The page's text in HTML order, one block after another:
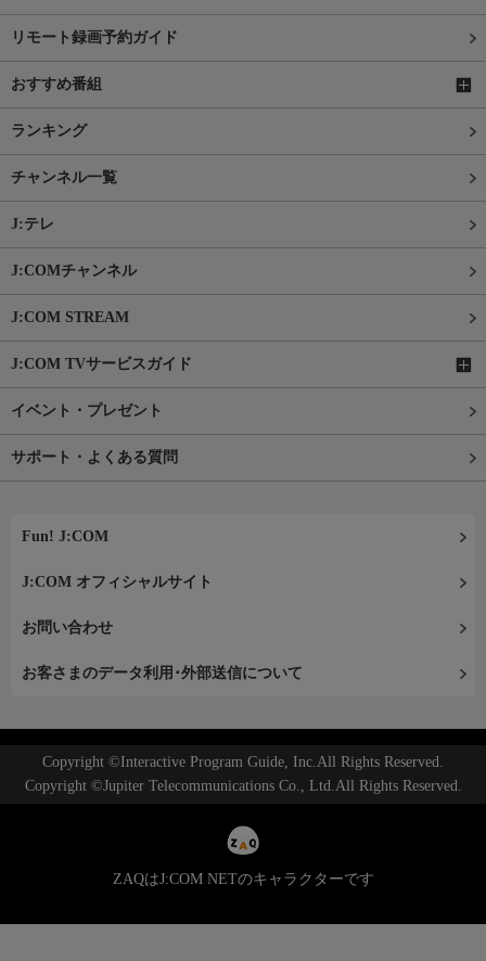
リモート録画予約ガイド
おすすめ番組
ランキング
チャンネル一覧
J:テレ
J:COMチャンネル
J:COM STREAM
J:COM TVサービスガイド
イベント・プレゼント
サポート・よくある質問
Fun! J:COM
J:COM オフィシャルサイト
お問い合わせ
お客さまのデータ利用･外部送信について
Copyright ©Interactive Program Guide, Inc.All Rights Reserved.
Copyright ©Jupiter Telecommunications Co., Ltd.All Rights Reserved.
ZAQはJ:COM NETのキャラクターです